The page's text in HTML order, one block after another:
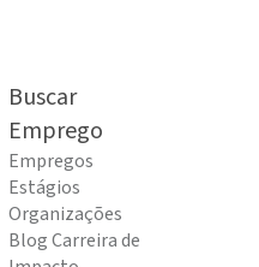
Buscar
Emprego
Empregos
Estágios
Organizações
Blog Carreira de